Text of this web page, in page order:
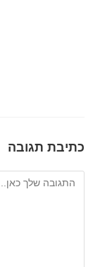
כתיבת תגובה
להגיב